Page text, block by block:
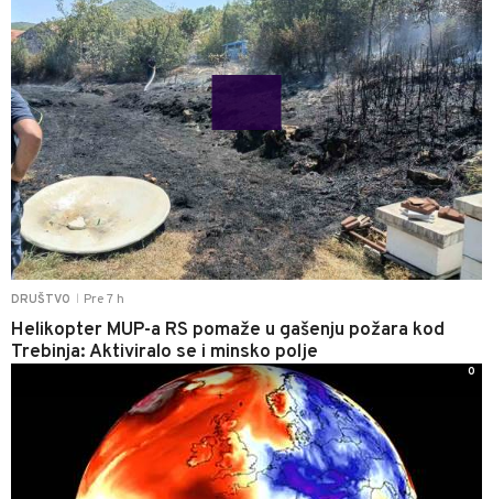
DRUŠTVO Pre 7 h
Helikopter MUP-a RS pomaže u gašenju požara kod
Trebinja: Aktiviralo se i minsko polje
0